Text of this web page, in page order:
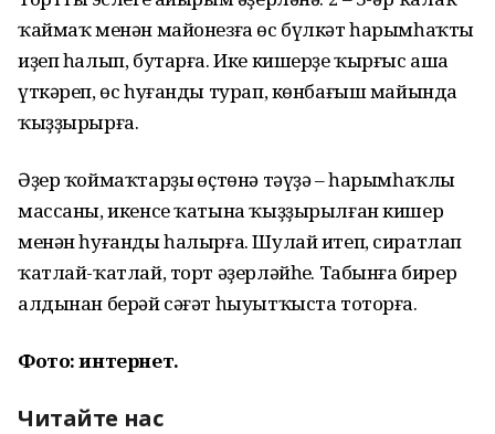
ҡаймаҡ менән майонезға өс бүлкәт һарымһаҡты
иҙеп һалып, бутарға. Ике кишерҙе ҡырғыс аша
үткәреп, өс һуғанды турап, көнбағыш майында
ҡыҙҙырырға.
Әҙер ҡоймаҡтарҙың өҫтөнә тәүҙә – һарымһаҡлы
массаны, икенсе ҡатына ҡыҙҙырылған кишер
менән һуғанды һалырға. Шулай итеп, сиратлап
ҡатлай-ҡатлай, торт әҙерләйһең. Табынға бирер
алдынан берәй сәғәт һыуытҡыста тоторға.
Фото: интернет.
Читайте нас